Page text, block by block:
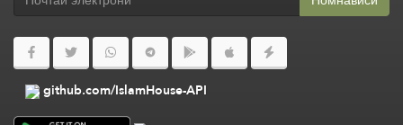
github.com/IslamHouse-API